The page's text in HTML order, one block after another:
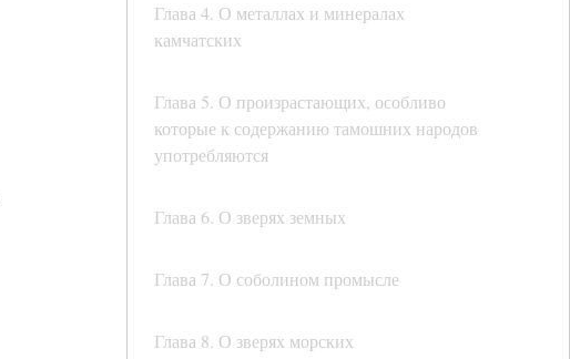
Глава 4. О металлах и минералах
камчатских
Глава 5. О произрастающих, особливо
которые к содержанию тамошних народов
употребляются
Глава 6. О зверях земных
Глава 7. О соболином промысле
Глава 8. О зверях морских